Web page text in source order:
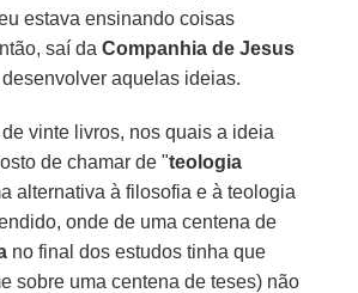
estava ensinando coisas
saí daCompanhia de Jesus
aquelas ideias.
vinte livros, nos quais a ideia
de chamar de "teologia
alternativa à filosofia e à teologia
onde de uma centena de
no final dos estudos tinha que
sobre uma centena de teses) não